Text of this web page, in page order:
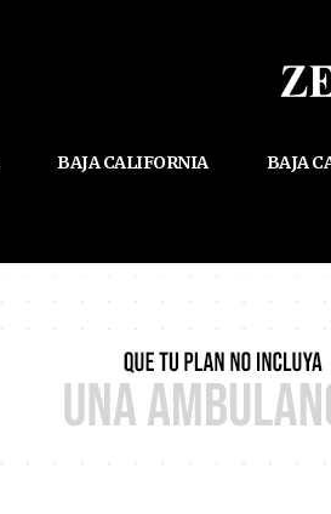
BAJA CALIFORNIA BAJA